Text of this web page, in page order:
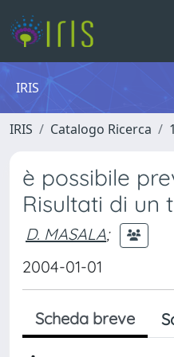
IRIS
IRIS Catalogo Ricerca
è possibile
Risultati di un
D. MASALA;
2004-01-01
Scheda breve